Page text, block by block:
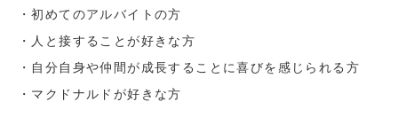
・初めてのアルバイトの方
・人と接することが好きな方
・自分自身や仲間が成長することに喜びを感じられる方
・マクドナルドが好きな方